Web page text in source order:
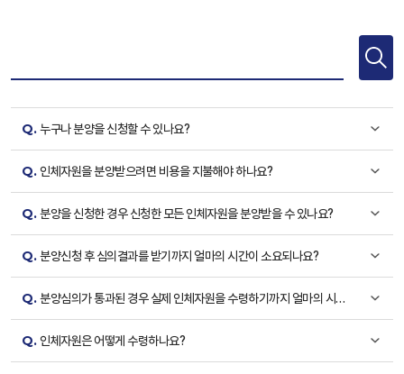
Q. 누구나 분양을 신청할 수 있나요?
Q. 인체자원을 분양받으려면 비용을 지불해야 하나요?
Q. 분양을 신청한 경우 신청한 모든 인체자원을 분양받을 수 있나요?
Q. 분양신청 후 심의결과를 받기까지 얼마의 시간이 소요되나요?
Q. 분양심의가 통과된 경우 실제 인체자원을 수령하기까지 얼마의 시간
Q. 인체자원은 어떻게 수령하나요?